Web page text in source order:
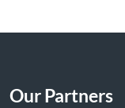
Our Partners